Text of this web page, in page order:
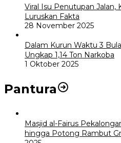
Viral Isu Penutupan Jalan,
Luruskan Fakta
28 November 2025
Dalam Kurun Waktu 3
Ungkap 1,14 Ton Narkoba
1 Oktober 2025
Pantura
Masjid al-Fairus
hingga Potong Rambut